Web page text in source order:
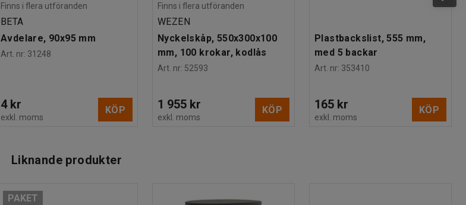
Finns i flera utföranden
BETA
Avdelare, 90x95 mm
Art. nr: 31248
4 kr
exkl. moms
KÖP
Finns i flera utföranden
WEZEN
Nyckelskåp, 550x300x100
mm, 100 krokar, kodlås
Art. nr: 52593
1 955 kr
exkl. moms
KÖP
Plastbackslist, 555 mm,
med 5 backar
Art. nr: 353410
165 kr
exkl. moms
KÖP
Liknande produkter
PAKET